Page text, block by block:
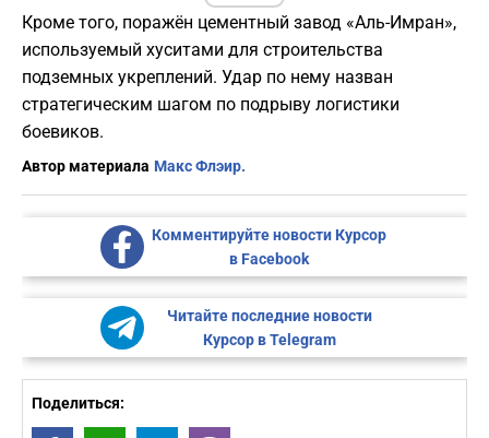
Кроме того, поражён цементный завод «Аль-Имран»,
используемый хуситами для строительства
подземных укреплений. Удар по нему назван
стратегическим шагом по подрыву логистики
боевиков.
Автор материала Макс Флэир.
Комментируйте новости Курсор
в Facebook
Читайте последние новости
Курсор в Telegram
Поделиться: